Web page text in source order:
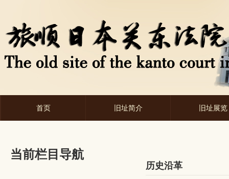
首页 旧址简介 旧址展览
当前栏目导航
历史沿革